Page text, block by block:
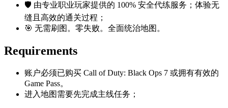
🛡️ 由专业职业玩家提供的 100% 安全代练服务；体验无
缝且高效的通关过程；
🎯 无需刷图。零失败。全面统治地图。
Requirements
账户必须已购买 Call of Duty: Black Ops 7 或拥有有效的
Game Pass。
进入地图需要先完成主线任务；